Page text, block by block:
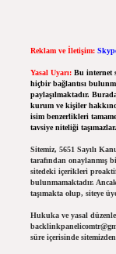
Reklam ve İletişim:
Yasal Uyarı: Bu internet
hiçbir bağlantısı
paylaşılmaktadır.
kurum ve kişiler
isim benzerlikleri
tavsiye niteliği taşımazlar.
Sitemiz, 5651 Sayılı
tarafından onaylanmış
sitedeki içerikleri
bulunmamaktadır.
taşımakta olup, siteye
Hukuka ve yasal
süre içerisinde